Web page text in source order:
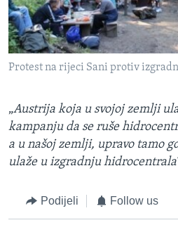
Protest na rijeci Sani protiv
„Austrija koja u svojoj zemlji
kampanju da se ruše
a u našoj zemlji, upravo tamo
ulaže u izgradnju
Podijeli Follow us